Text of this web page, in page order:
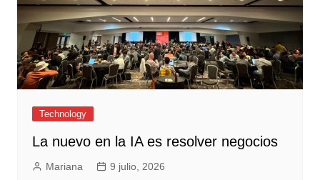
Technology
La nuevo en la IA es resolver negocios
Mariana 9 julio, 2026